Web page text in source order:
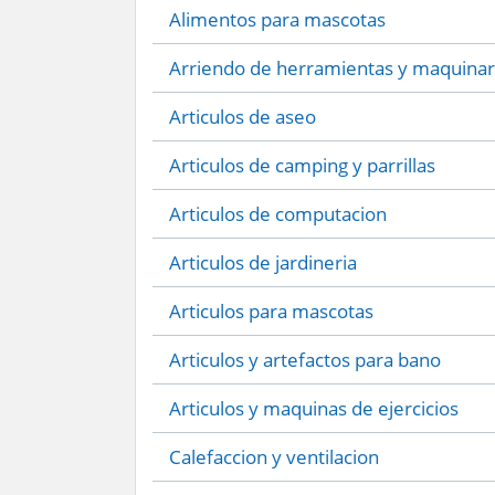
Alimentos para mascotas
Arriendo de herramientas y
Articulos de aseo
Articulos de camping y parrillas
Articulos de computacion
Articulos de jardineria
Articulos para mascotas
Articulos y artefactos para bano
Articulos y maquinas de ejercicios
Calefaccion y ventilacion